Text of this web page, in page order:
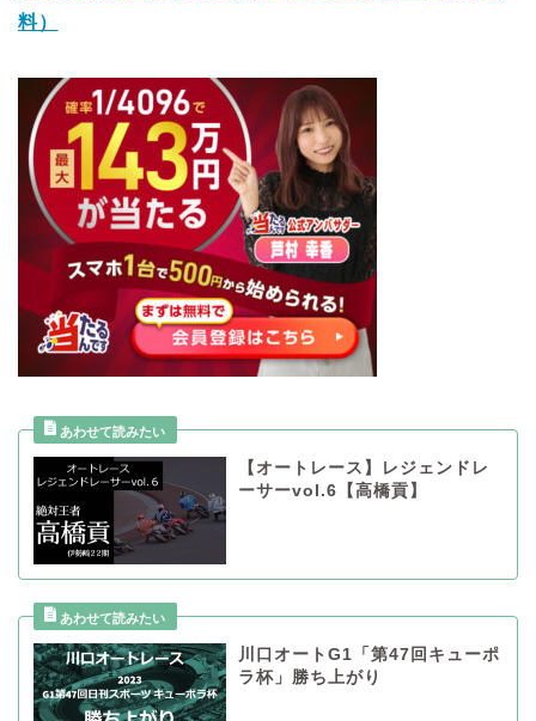
料）
【オートレース】レジェンドレ
ーサーvol.6【高橋貢】
川口オートG1「第47回キューポ
ラ杯」勝ち上がり